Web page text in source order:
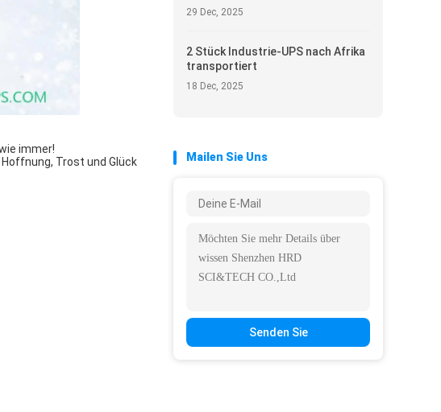
immer!
Trost und Glück
29 Dec, 2025
2 Stück Industrie-UPS nach Afrika
transportiert
18 Dec, 2025
Mailen Sie Uns
Senden Sie